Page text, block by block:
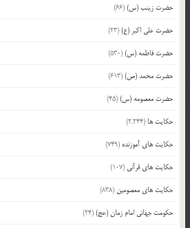
حضرت زینب (س)(66)
حضرت علی اکبر (ع)(23)
حضرت فاطمه (س)(530)
حضرت محمد (ص)(613)
حضرت معصومه (س)(45)
حکایت ها (2,244)
حکایت های آموزنده (749)
حکایت های قرآنی (107)
حکایت های معصومین (838)
حکومت جهانی امام زمان (عج)(24)